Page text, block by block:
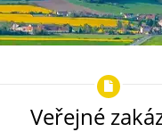
Veřejné